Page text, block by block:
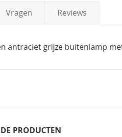
Vragen Reviews
antraciet grijze buitenlamp
PRODUCTEN